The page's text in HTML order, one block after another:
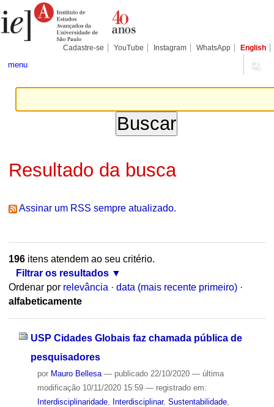
para
conteúdo.
Pessoais
Cadastre-se YouTube Instagram WhatsApp English
menu
Resultado da busca
Assinar um RSS sempre atualizado.
196itens atendem ao seu critério.
Filtrar os resultados
Ordenar por relevância · data (mais recente primeiro) ·
alfabeticamente
USP Cidades Globais faz chamada pública de
pesquisadores
por Mauro Bellesa — publicado22/10/2020 — última
modificação10/11/2020 15:59 — registrado em:
Interdisciplinaridade, Interdisciplinar, Sustentabilidade,